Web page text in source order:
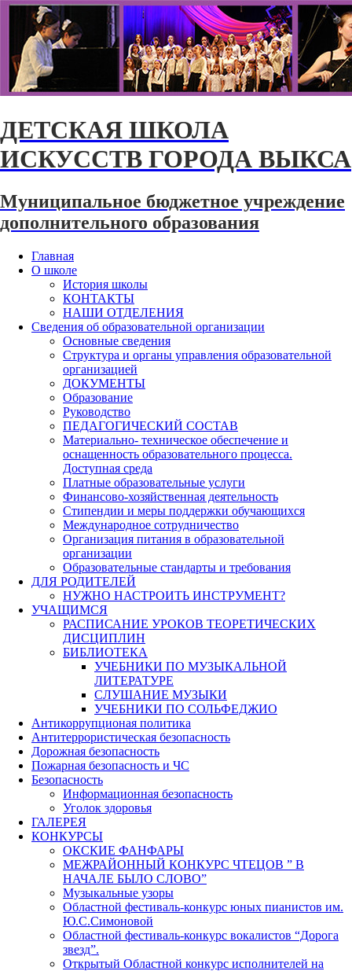
ДЕТСКАЯ ШКОЛА
ИСКУССТВ ГОРОДА ВЫКСА
Муниципальное бюджетное учреждение
дополнительного образования
Главная
О школе
История школы
КОНТАКТЫ
НАШИ ОТДЕЛЕНИЯ
Сведения об образовательной организации
Основные сведения
Структура и органы управления образовательной
организацией
ДОКУМЕНТЫ
Образование
Руководство
ПЕДАГОГИЧЕСКИЙ СОСТАВ
Материально- техническое обеспечение и
оснащенность образовательного процесса.
Доступная среда
Платные образовательные услуги
Финансово-хозяйственная деятельность
Стипендии и меры поддержки обучающихся
Международное сотрудничество
Организация питания в образовательной
организации
Образовательные стандарты и требования
ДЛЯ РОДИТЕЛЕЙ
НУЖНО НАСТРОИТЬ ИНСТРУМЕНТ?
УЧАЩИМСЯ
РАСПИСАНИЕ УРОКОВ ТЕОРЕТИЧЕСКИХ
ДИСЦИПЛИН
БИБЛИОТЕКА
УЧЕБНИКИ ПО МУЗЫКАЛЬНОЙ
ЛИТЕРАТУРЕ
СЛУШАНИЕ МУЗЫКИ
УЧЕБНИКИ ПО СОЛЬФЕДЖИО
Антикоррупционая политика
Антитеррористическая безопасность
Дорожная безопасность
Пожарная безопасность и ЧС
Безопасность
Информационная безопасность
Уголок здоровья
ГАЛЕРЕЯ
КОНКУРСЫ
ОКСКИЕ ФАНФАРЫ
МЕЖРАЙОННЫЙ КОНКУРС ЧТЕЦОВ ” В
НАЧАЛЕ БЫЛО СЛОВО”
Музыкальные узоры
Областной фестиваль-конкурс юных пианистов им.
Ю.С.Симоновой
Областной фестиваль-конкурс вокалистов “Дорога
звезд”.
Открытый Областной конкурс исполнителей на